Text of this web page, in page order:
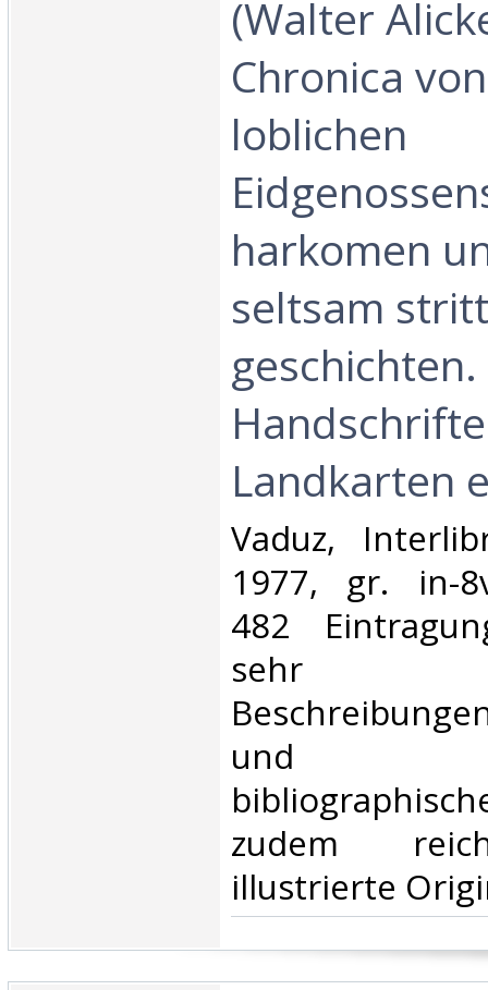
(Walter
Chronica
loblichen
harkomen
seltsam
Landkarten
‎Vaduz,
1977, gr. in-
482
sehr
und
zudem
illustrierte